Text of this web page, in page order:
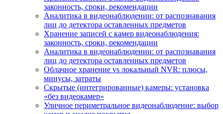
законность, сроки, рекомендации
Аналитика в видеонаблюдении: от распознавания
лиц до детектора оставленных предметов
Хранение записей с камер видеонаблюдения:
законность, сроки, рекомендации
Аналитика в видеонаблюдении: от распознавания
лиц до детектора оставленных предметов
Облачное хранение vs локальный NVR: плюсы,
минусы, затраты
Скрытые (интегрированные) камеры: установка
«без видеокамер»
Уличное периметральное видеонаблюдение: выбор